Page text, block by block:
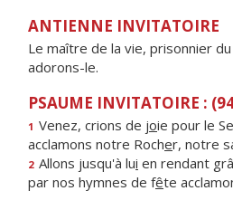
ANTIENNE INVITATOIRE
Le maître de la vie, prisonnier
adorons-le.
PSAUME INVITATOIRE :
1 Venez, crions de joie pour le
acclamons notre Rocher, notre
2 Allons jusqu'à lui en rendant
par nos hymnes de fête